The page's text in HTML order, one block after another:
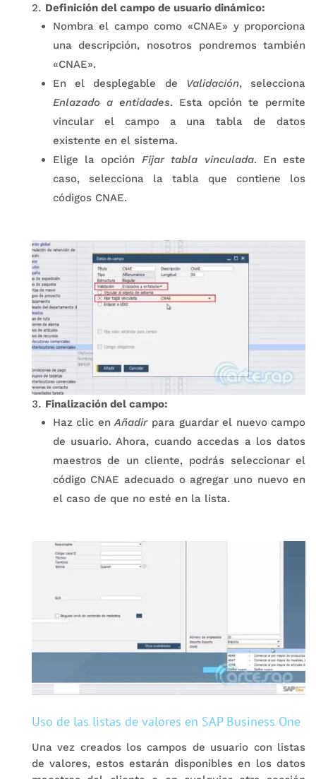
Definición del campo de usuario dinámico:
Nombra el campo como «CNAE» y proporciona
una descripción, nosotros pondremos también
«CNAE».
En el desplegable de Validación, selecciona
Enlazado a entidades. Esta opción te permite
vincular el campo a una tabla de datos
existente en el sistema.
Elige la opción Fijar tabla vinculada. En este
caso, selecciona la tabla que contiene los
códigos CNAE.
Finalización del campo:
Haz clic enAñadirpara guardar el nuevo campo
de usuario. Ahora, cuando accedas a los datos
maestros de un cliente, podrás seleccionar el
código CNAE adecuado o agregar uno nuevo en
el caso de que no esté en la lista.
Uso de las listas de valores en SAP Business One
Una vez creados los campos de usuario con listas
de valores, estos estarán disponibles en los datos